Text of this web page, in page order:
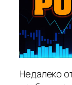
Недалеко